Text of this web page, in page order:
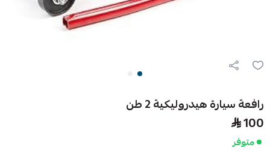
رافعة سيارة هيدروليكية 2 طن
100
متوفر